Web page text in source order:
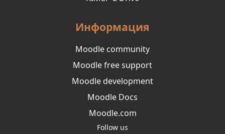
Информация
Moodle community
Moodle free support
Moodle development
Moodle Docs
Moodle.com
Follow us